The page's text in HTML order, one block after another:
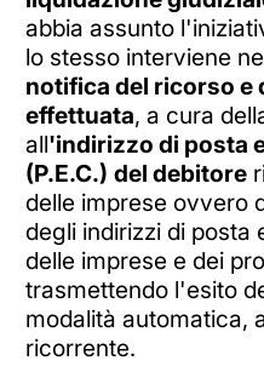
abbia assunto
lo stesso interviene
notifica del ricorso e
effettuata, a cura
all'indirizzo di posta
(P.E.C.) del debitore
delle imprese ovvero
degli indirizzi di
delle imprese e dei
trasmettendo l'esito
modalità automatica,
ricorrente.